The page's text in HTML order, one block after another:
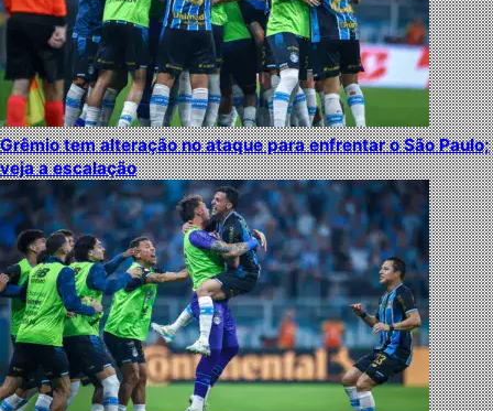
Grêmio tem alteração no ataque para enfrentar o São Paulo;
veja a escalação